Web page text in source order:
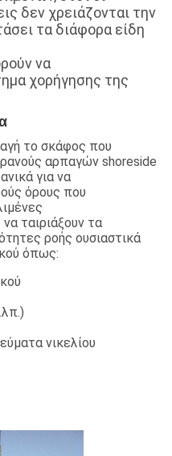
δεν χρειάζονται την
τα διάφορα είδη
να
χορήγησης της
το σκάφος που
αρπαγών shoreside
για να
όρους που
ταιριάξουν τα
ροής ουσιαστικά
όπως:
νικελίου